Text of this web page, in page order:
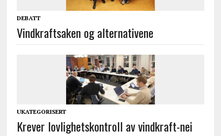
DEBATT
Vindkraftsaken og alternativene
UKATEGORISERT
Krever lovlighetskontroll av vindkraft-nei